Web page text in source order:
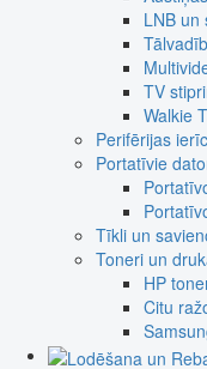
LNB un
TV
Walkie
Perifērijas
Portatīvie
Tīkli un
Toneri un
HP
Citu